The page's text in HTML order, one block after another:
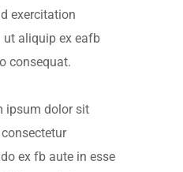
exercitation
aliquip ex eafb
consequat.
ipsum dolor sit
ex fb aute in esse